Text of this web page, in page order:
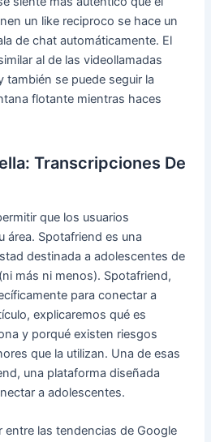
un like reciproco se hace un
de chat automáticamente. El
al de las videollamadas
también se puede seguir la
flotante mientras haces
Transcripciones De
que los usuarios
área. Spotafriend es una
destinada a adolescentes de
más ni menos). Spotafriend,
para conectar a
explicaremos qué es
y porqué existen riesgos
que la utilizan. Una de esas
una plataforma diseñada
a adolescentes.
entre las tendencias de Google